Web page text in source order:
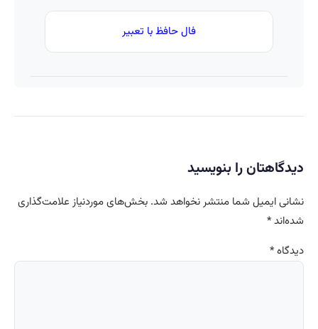
فال حافظ با تعبیر
دیدگاهتان را بنویسید
نشانی ایمیل شما منتشر نخواهد شد. بخش‌های موردنیاز علامت‌گذاری
شده‌اند*
دیدگاه*